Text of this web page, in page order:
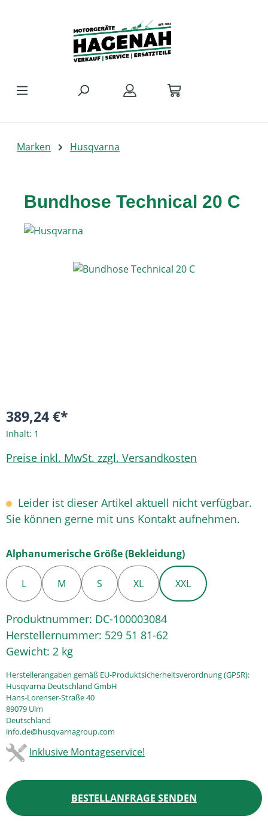
Marken Husqvarna
Bundhose Technical 20 C
Bildergalerie überspringen
389,24 €*
Inhalt: 1
Preise inkl. MwSt. zzgl. Versandkosten
Leider ist dieser Artikel aktuell nicht verfügbar.
Sie können gerne mit uns Kontakt aufnehmen.
Alphanumerische Größe (Bekleidung)auswählen
L M S XL XXL
Produktnummer: DC-100003084
Herstellernummer: 529 51 81-62
Gewicht: 2 kg
Herstellerangaben gemäß EU-Produktsicherheitsverordnung (GPSR):
Husqvarna Deutschland GmbH
Hans-Lorenser-Straße 40
89079 Ulm
Deutschland
info.de@husqvarnagroup.com
Inklusive Montageservice!
BESTELLANFRAGE SENDEN